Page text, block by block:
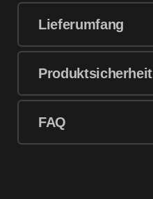
Lieferumfang
Produktsicherheit
FAQ